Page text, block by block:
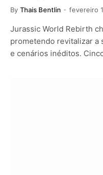
By Thais Bentlin fevereiro
Jurassic World Rebirth
prometendo revitalizar a
e cenários inéditos.